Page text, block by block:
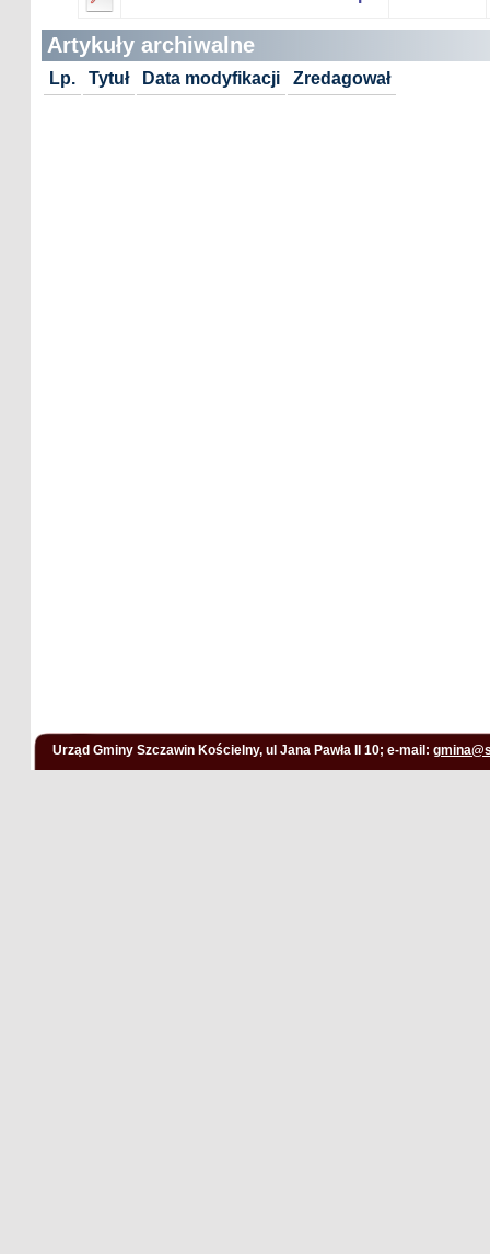
Artykuły archiwalne
Lp. Tytuł Data modyfikacji Zredagował
Urząd Gminy Szczawin Kościelny, ul Jana Pawła II 10; e-mail: